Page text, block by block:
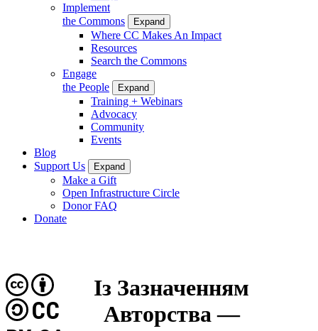
Implement
the Commons
Expand
Where CC Makes An Impact
Resources
Search the Commons
Engage
the People
Expand
Training + Webinars
Advocacy
Community
Events
Blog
Support Us
Expand
Make a Gift
Open Infrastructure Circle
Donor FAQ
Donate
Із Зазначенням
Авторства —
CC